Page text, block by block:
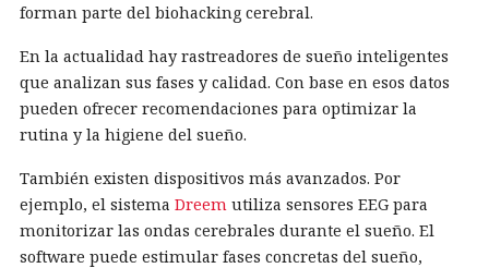
forman parte del biohacking cerebral.
En la actualidad hay rastreadores de sueño inteligentes
que analizan sus fases y calidad. Con base en esos datos
pueden ofrecer recomendaciones para optimizar la
rutina y la higiene del sueño.
También existen dispositivos más avanzados. Por
ejemplo, el sistema Dreem utiliza sensores EEG para
monitorizar las ondas cerebrales durante el sueño. El
software puede estimular fases concretas del sueño,